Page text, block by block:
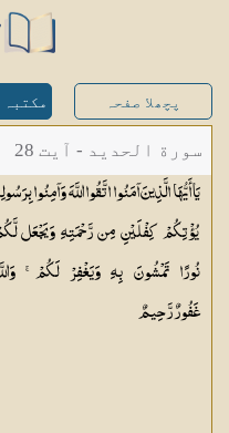
پچھلا صفحہ
سورة الحديد - آیت 28
يَا أَيُّهَا الَّذِينَ آمَنُوا اتَّقُوا اللَّهَ وَآمِنُوا
يُؤْتِكُمْ كِفْلَيْنِ مِن رَّحْمَتِهِ وَيَجْعَل
نُورًا تَمْشُونَ بِهِ وَيَغْفِرْ لَكُمْ
غَفُورٌرَّحِيمٌ